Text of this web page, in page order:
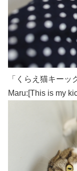
「くらえ猫キーッ
Maru:[This is my